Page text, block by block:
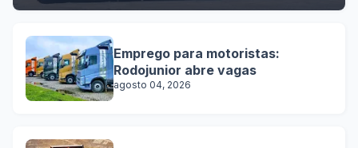
Emprego para motoristas:
Rodojunior abre vagas
agosto 04, 2026